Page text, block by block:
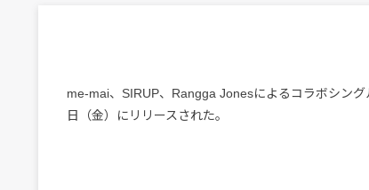
me-mai、SIRUP、Rangga Jonesによるコラボシング
日（金）にリリースされた。